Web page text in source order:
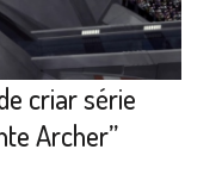
criar série
Archer”